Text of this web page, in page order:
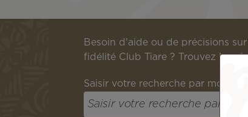
Besoin d’aide ou de précisions
fidélité Club Tiare ? Trouvez les
Saisir votre recherche par mots-